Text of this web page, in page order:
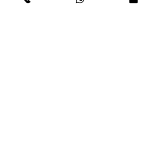
modo sicuro e confortevole per